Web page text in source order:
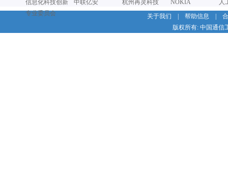
信息化科技创新
专业委员会
中联亿安 杭州再灵科技 NOKIA
人
关于我们
帮助信息
版权所有: 中国通信